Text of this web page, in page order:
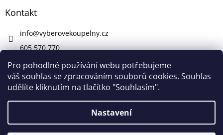
Pro pohodlné používání webu potřebujeme
váš souhlas se zpracováním souborů cookies. Souhlas
udělíte kliknutím na tlačítko "Souhlasím".
Nastavení
Kontakt
info@vyberovekoupelny.cz
605 570 770
https://www.facebook.com/vyberovekoupelny/